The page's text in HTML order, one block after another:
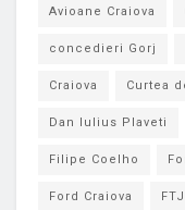
Avioane Craiova
concedieri Gorj
Craiova Curtea
Dan Iulius Plaveti
Filipe Coelho
Ford Craiova